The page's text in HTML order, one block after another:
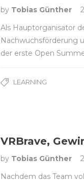
by Tobias Günther
Als Hauptorganisator
Nachwuchsförderung
der erste Open
LEARNING
VRBrave,
by Tobias Günther
Nachdem das Team